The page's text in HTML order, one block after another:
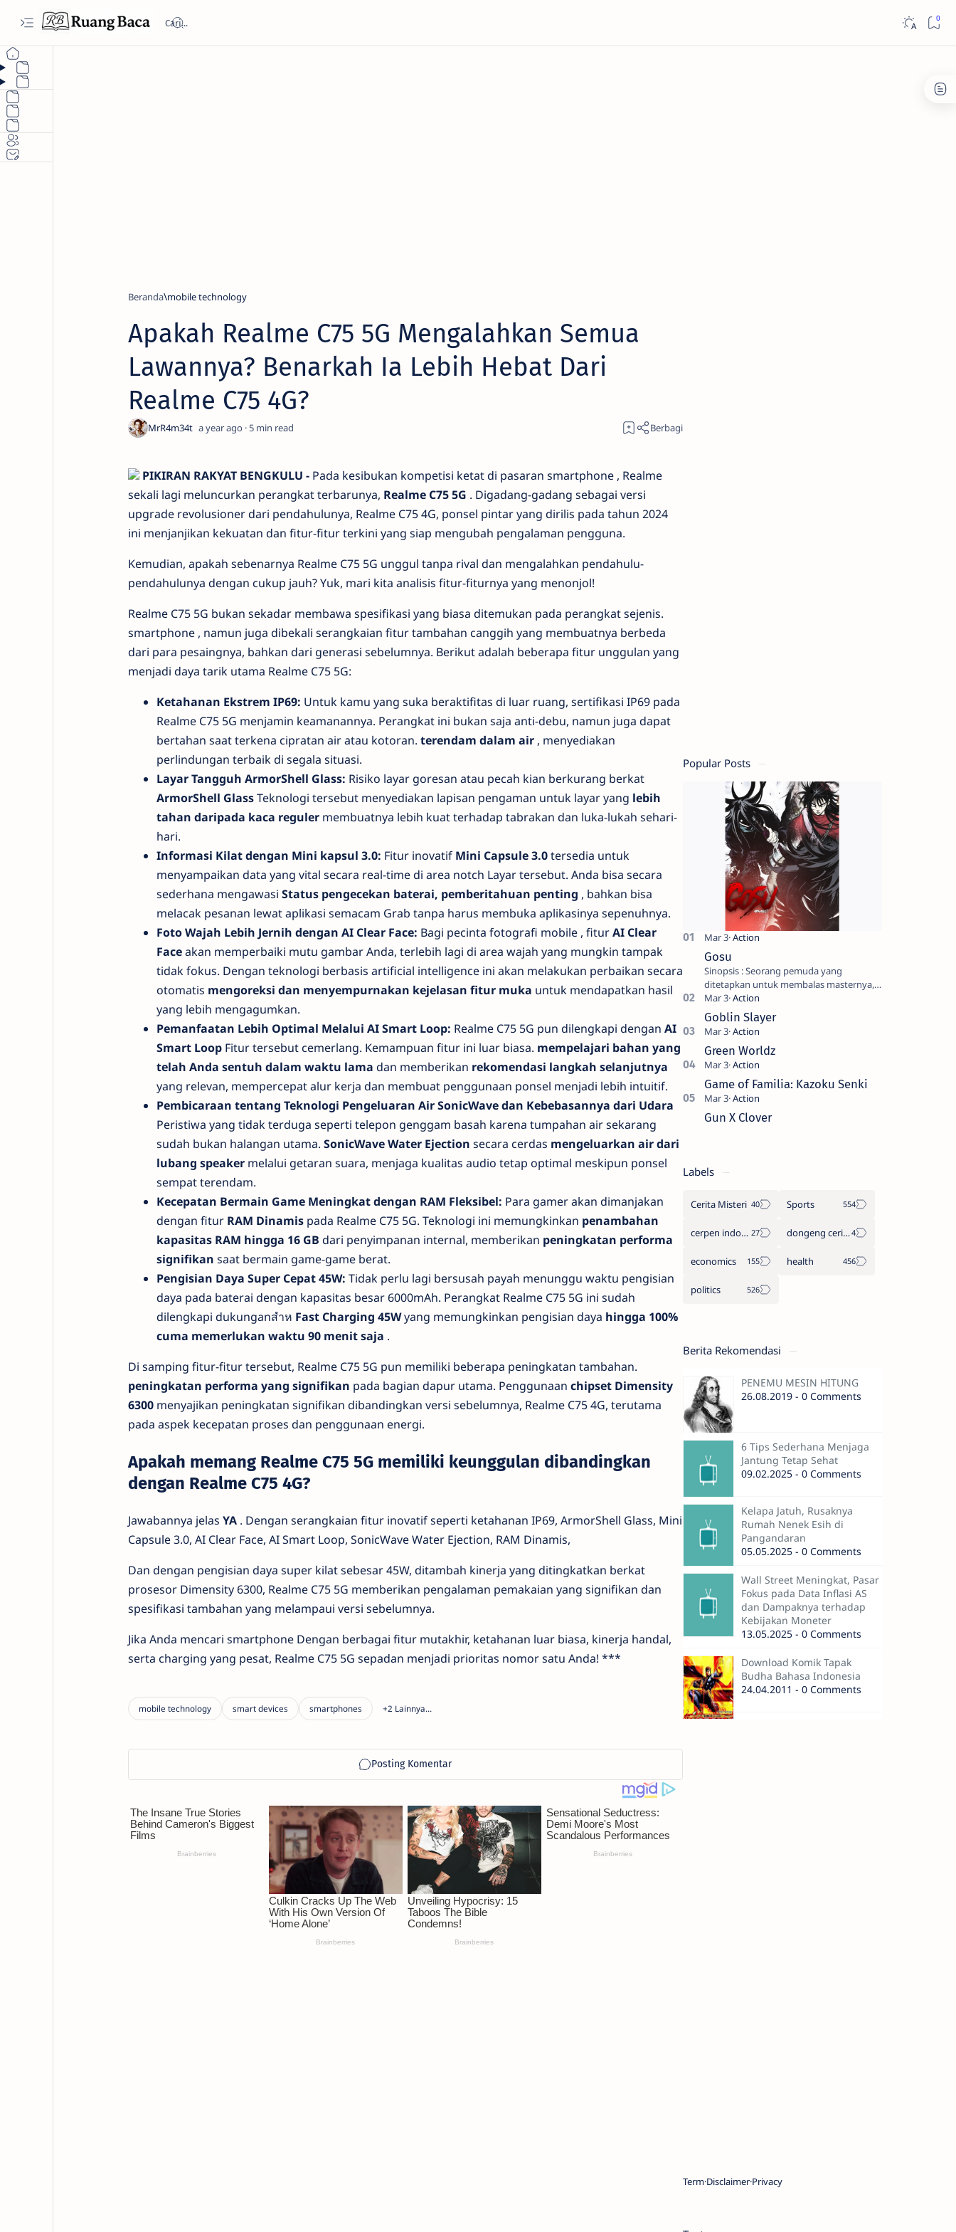
Beranda mobile technology
Apakah Realme C75 5G Mengalahkan Semua
Lawannya? Benarkah Ia Lebih Hebat Dari
Realme C75 4G?
a year ago 5
PIKIRAN RAKYAT BENGKULU - Pada kesibukan kompetisi ketat di pasaran smartphone , Realme
sekali lagi meluncurkan perangkat terbarunya, Realme C75 5G . Digadang-gadang sebagai versi
upgrade revolusioner dari pendahulunya, Realme C75 4G, ponsel pintar yang dirilis pada tahun 2024
ini menjanjikan kekuatan dan fitur-fitur terkini yang siap mengubah pengalaman pengguna.
Kemudian, apakah sebenarnya Realme C75 5G unggul tanpa rival dan mengalahkan pendahulu-
pendahulunya dengan cukup jauh? Yuk, mari kita analisis fitur-fiturnya yang menonjol!
Realme C75 5G bukan sekadar membawa spesifikasi yang biasa ditemukan pada perangkat sejenis.
smartphone , namun juga dibekali serangkaian fitur tambahan canggih yang membuatnya berbeda
dari para pesaingnya, bahkan dari generasi sebelumnya. Berikut adalah beberapa fitur unggulan yang
menjadi daya tarik utama Realme C75 5G:
Ketahanan Ekstrem IP69: Untuk kamu yang suka beraktifitas di luar ruang, sertifikasi IP69 pada
Realme C75 5G menjamin keamanannya. Perangkat ini bukan saja anti-debu, namun juga dapat
bertahan saat terkena cipratan air atau kotoran. terendam dalam air , menyediakan
perlindungan terbaik di segala situasi.
Layar Tangguh ArmorShell Glass: Risiko layar goresan atau pecah kian berkurang berkat
ArmorShell GlassTeknologi tersebut menyediakan lapisan pengaman untuk layar yang lebih
tahan daripada kaca reguler membuatnya lebih kuat terhadap tabrakan dan luka-lukah sehari-
hari.
Informasi Kilat dengan Mini kapsul 3.0: Fitur inovatif Mini Capsule 3.0tersedia untuk
menyampaikan data yang vital secara real-timedi area notch Layar tersebut. Anda bisa secara
sederhana mengawasi Status pengecekan baterai, pemberitahuan penting , bahkan bisa
melacak pesanan lewat aplikasi semacam Grab tanpa harus membuka aplikasinya sepenuhnya.
Foto Wajah Lebih Jernih dengan AI Clear Face: Bagi pecinta fotografi mobile , fiturAI Clear
Faceakan memperbaiki mutu gambar Anda, terlebih lagi di area wajah yang mungkin tampak
tidak fokus. Dengan teknologi berbasis artificial intelligence ini akan melakukan perbaikan secara
otomatis mengoreksi dan menyempurnakan kejelasan fitur muka untuk mendapatkan hasil
yang lebih mengagumkan.
Pemanfaatan Lebih Optimal Melalui AI Smart Loop: Realme C75 5G pun dilengkapi dengan AI
Smart Loop Fitur tersebut cemerlang. Kemampuan fitur ini luar biasa. mempelajari bahan yang
telah Anda sentuh dalam waktu lama dan memberikan rekomendasi langkah selanjutnya
yang relevan, mempercepat alur kerja dan membuat penggunaan ponsel menjadi lebih intuitif.
Pembicaraan tentang Teknologi Pengeluaran Air SonicWave dan Kebebasannya dari Udara
Peristiwa yang tidak terduga seperti telepon genggam basah karena tumpahan air sekarang
sudah bukan halangan utama. SonicWave Water Ejection secara cerdas mengeluarkan air dari
lubang speaker melalui getaran suara, menjaga kualitas audio tetap optimal meskipun ponsel
sempat terendam.
Kecepatan Bermain Game Meningkat dengan RAM Fleksibel: Para gamerakan dimanjakan
dengan fitur RAM Dinamis pada Realme C75 5G. Teknologi ini memungkinkan penambahan
kapasitas RAM hingga 16 GB dari penyimpanan internal, memberikan peningkatan performa
signifikan saat bermain game-game berat.
Pengisian Daya Super Cepat 45W: Tidak perlu lagi bersusah payah menunggu waktu pengisian
daya pada baterai dengan kapasitas besar 6000mAh. Perangkat Realme C75 5G ini sudah
dilengkapi dukunganสำห Fast Charging 45Wyang memungkinkan pengisian daya hingga 100%
cuma memerlukan waktu 90 menit saja .
Di samping fitur-fitur tersebut, Realme C75 5G pun memiliki beberapa peningkatan tambahan.
peningkatan performa yang signifikan pada bagian dapur utama. Penggunaan chipset Dimensity
6300 menyajikan peningkatan signifikan dibandingkan versi sebelumnya, Realme C75 4G, terutama
pada aspek kecepatan proses dan penggunaan energi.
Apakah memang Realme C75 5G memiliki keunggulan dibandingkan
dengan Realme C75 4G?
Jawabannya jelas YA . Dengan serangkaian fitur inovatif seperti ketahanan IP69, ArmorShell Glass, Mini
Capsule 3.0, AI Clear Face, AI Smart Loop, SonicWave Water Ejection, RAM Dinamis,
Dan dengan pengisian daya super kilat sebesar 45W, ditambah kinerja yang ditingkatkan berkat
prosesor Dimensity 6300, Realme C75 5G memberikan pengalaman pemakaian yang signifikan dan
spesifikasi tambahan yang melampaui versi sebelumnya.
Jika Anda mencari smartphone Dengan berbagai fitur mutakhir, ketahanan luar biasa, kinerja handal,
serta charging yang pesat, Realme C75 5G sepadan menjadi prioritas nomor satu Anda! ***
Popular Posts
Gosu
Sinopsis : Seorang pemuda yang
ditetapkan untuk membalas masternya,
seorang seniman bela diri kuat sekali
yang dikhianati oleh anak buahn…
Goblin Slayer
Green Worldz
Game of Familia: Kazoku Senki
Gun X Clover
Labels
Cerita Misteri Sports
cerpen indonesia dongeng cerita legenda
economics health
politics
Berita Rekomendasi
PENEMU MESIN HITUNG
26.08.2019 - 0 Comments
6 Tips Sederhana Menjaga
Jantung Tetap Sehat
09.02.2025 - 0 Comments
Kelapa Jatuh, Rusaknya
Rumah Nenek Esih di
Pangandaran
05.05.2025 - 0 Comments
Wall Street Meningkat, Pasar
Fokus pada Data Inflasi AS
dan Dampaknya terhadap
Kebijakan Moneter
13.05.2025 - 0 Comments
Download Komik Tapak
Budha Bahasa Indonesia
24.04.2011 - 0 Comments
TermDisclaimerPrivacy